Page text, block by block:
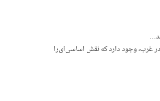
غرب، وجود دارد که‌ نقش‌ اساسی‌ای‌را